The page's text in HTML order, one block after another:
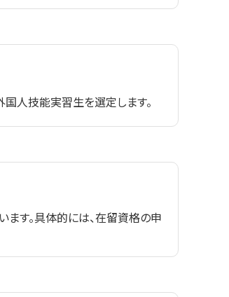
人技能実習生を選定します。
す。具体的には、在留資格の申